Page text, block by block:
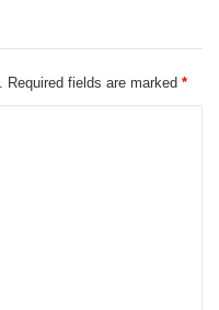
Required fields are marked *